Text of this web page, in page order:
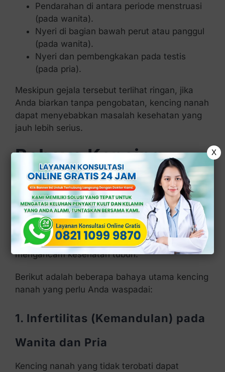
Pendarahan di antara periode menstruasi
(pada wanita).
Nyeri di bagian bawah perut atau panggul
(pada wanita).
Nyeri dan pembengkakan pada testis
(pada pria).
Meskipun gejala tersebut terlihat ringan, jika
Anda biarkan tanpa pengobatan, kencing nanah
dapat menyebabkan masalah kesehatan yang
jauh lebih serius.
Bahaya Kencing
Nanah pada
Kesehatan Tubuh
Jika tidak segera terobati, kencing nanah dapat
menyebabkan komplikasi jangka panjang yang
mengancam kesehatan tubuh.
Berikut adalah beberapa bahaya utama kencing
nanah yang perlu Anda waspadai:
1. Infertilitas (Kemandulan) pada
Wanita dan Pria
Kencing nanah yang tidak terobati dapat
X